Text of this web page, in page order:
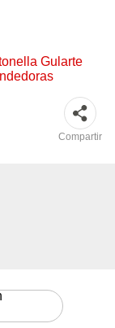
Gularte
Compartir